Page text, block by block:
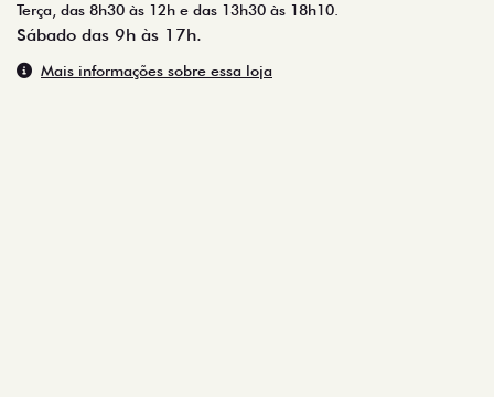
Terça, das 8h30 às 12h e das 13h30 às 18h10.
Sábado das 9h às 17h.
Mais informações sobre essa loja